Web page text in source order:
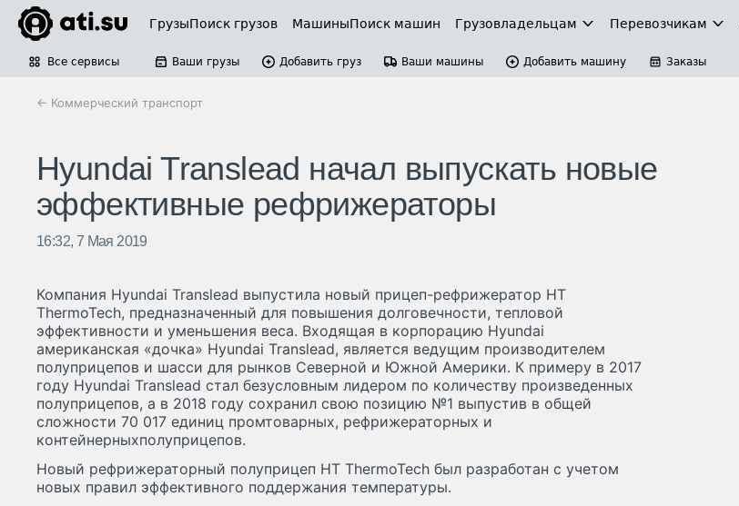
ГрузыПоиск грузов МашиныПоиск машин Грузовладельцам Перевозчикам
Все сервисы Ваши грузы Добавить груз Ваши машины Добавить машину Заказы
← Коммерческий транспорт
Hyundai Translead начал выпускать новые
эффективные рефрижераторы
16:32, 7 Мая 2019
Компания Hyundai Translead выпустила новый прицеп-рефрижератор HT
ThermoTech, предназначенный для повышения долговечности, тепловой
эффективности и уменьшения веса. Входящая в корпорацию Hyundai
американская «дочка» Hyundai Translead, является ведущим производителем
полуприцепов и шасси для рынков Северной и Южной Америки. К примеру в 2017
году Hyundai Translead стал безусловным лидером по количеству произведенных
полуприцепов, а в 2018 году сохранил свою позицию №1 выпустив в общей
сложности 70 017 единиц промтоварных, рефрижераторных и
контейнерныхполуприцепов.
Новый рефрижераторный полуприцеп HT ThermoTech был разработан с учетом
новых правил эффективного поддержания температуры.